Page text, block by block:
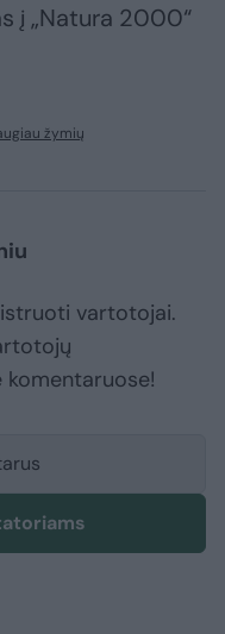
į „Natura 2000“
žymių
vartotojai.